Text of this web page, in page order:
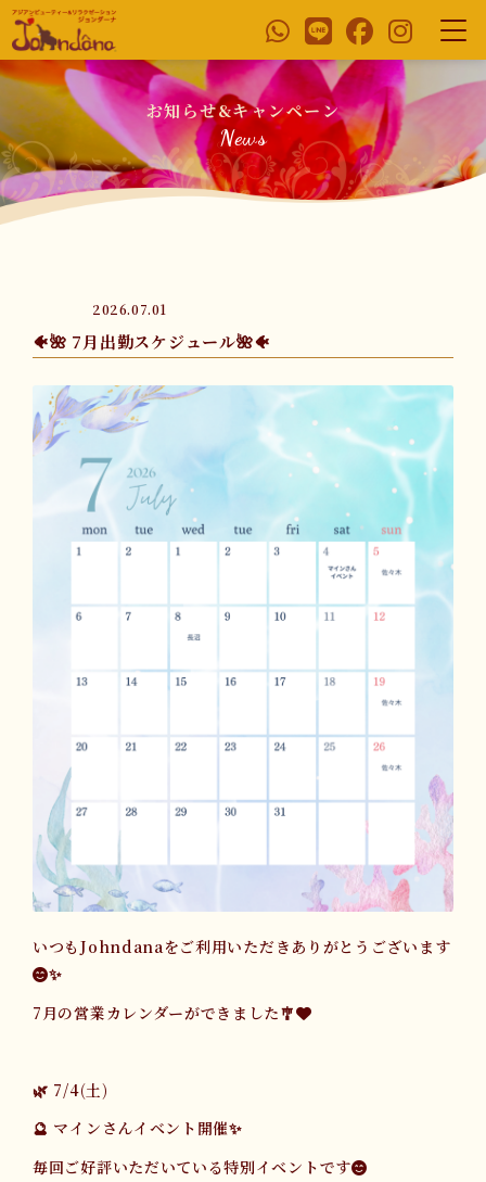
お知らせ&キャンペーン
News
2026.07.01
🐠🌺 7月出勤スケジュール🌺🐠
いつもJohndanaをご利用いただきありがとうございます
😊✨
7月の営業カレンダーができました🎐💙
🌿 7/4(土)
🔮 マインさんイベント開催✨
毎回ご好評いただいている特別イベントです😊